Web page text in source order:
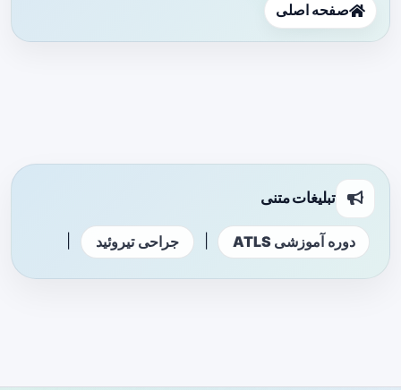
صفحه اصلی
تبلیغات متنی
دوره آموزشی ATLS جراحی تیروئید